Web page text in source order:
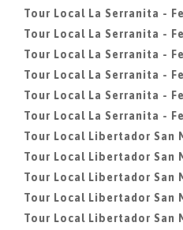
Tour Local La Serranita -
Tour Local La Serranita -
Tour Local La Serranita -
Tour Local La Serranita -
Tour Local La Serranita -
Tour Local La Serranita -
Tour Local Libertador San
Tour Local Libertador San
Tour Local Libertador San
Tour Local Libertador San
Tour Local Libertador San